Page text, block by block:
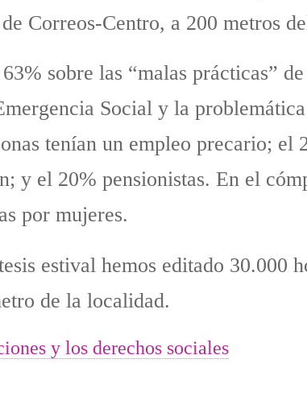
Correos-Centro, a 200 metros
sobre las “malas prácticas”
Social y la
tenían un empleo precario; el
y el 20% pensionistas. En el
por mujeres.
estival hemos editado 30.000
de la localidad.
y los derechos sociales